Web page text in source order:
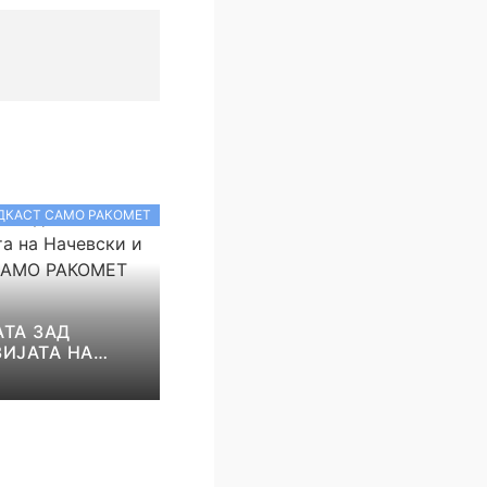
САМО РАКОМЕТ
ЗАД
НА
И НИКОЛОВ!
С5Е8